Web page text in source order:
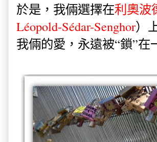
於是，我倆選擇在利奧波
Léopold-Sédar-Senghor）
我倆的愛，永遠被“鎖”在